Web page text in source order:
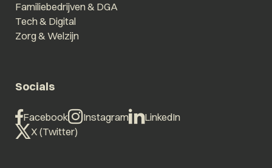
Familiebedrijven & DGA
Tech & Digital
Zorg & Welzijn
Socials
Facebook Instagram
LinkedIn
X (Twitter)